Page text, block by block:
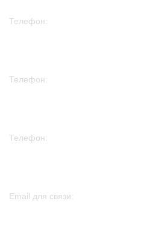
Телефон:
Телефон:
Телефон:
Email для связи: